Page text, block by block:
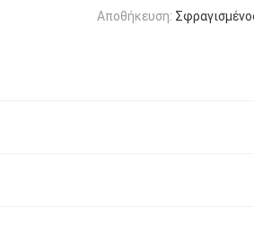
Αποθήκευση: